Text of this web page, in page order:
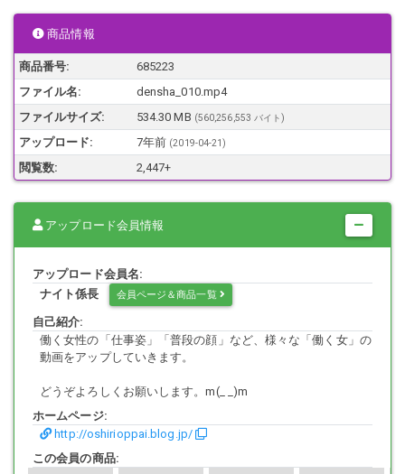
?ホームベンチでのパンチラ
?電車内での対面パンチラ
動画時間：４分41秒
顔モザイク：有
音声：有
出演モデルは18歳以上の年齢確認済みの作品です。
作品に登場する人物はモデルであり同意の上で撮影を行っています。
転載・転売等・二次利用は一切禁止です。
都合により早期販売終了する場合がありますのでご了承下さい。
商品情報
商品番号:
685223
ファイル名:
densha_010.mp4
ファイルサイズ:
534.30 MB (560,256,553 バイト)
アップロード: 7年前 (2019-04-21 )
閲覧数: 2,447+
アップロード会員情報
アップロード会員名:
ナイト係長
会員ページ＆商品一覧
自己紹介:
働く女性の「仕事姿」「普段の顔」など、様々な「働く女」の
動画をアップしていきます。
どうぞよろしくお願いします。m(_ _)m
ホームページ:
http://oshirioppai.blog.jp/
この会員の商品: